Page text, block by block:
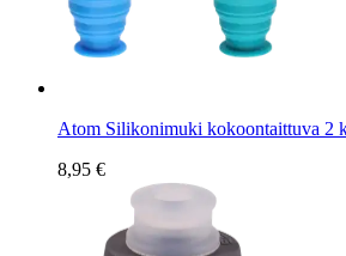
Atom Silikonimuki kokoontaittuva 2
8,95 €